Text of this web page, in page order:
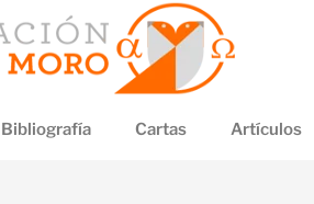
Bibliografía Cartas Artículos